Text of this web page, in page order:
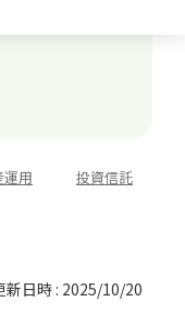
運用
投資信託
新日時 : 2025/10/20